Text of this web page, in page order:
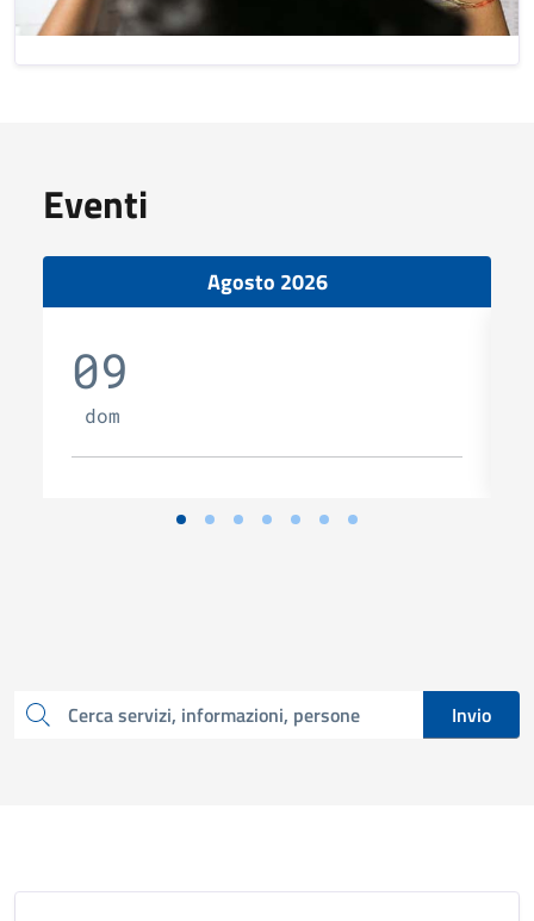
Eventi
Agosto 2026
09
dom
Cerca una parola chiave Invio